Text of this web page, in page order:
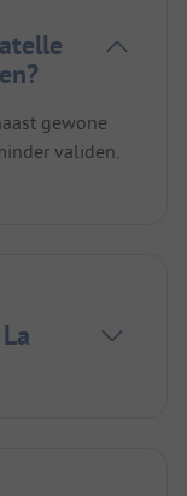
gewone
validen.